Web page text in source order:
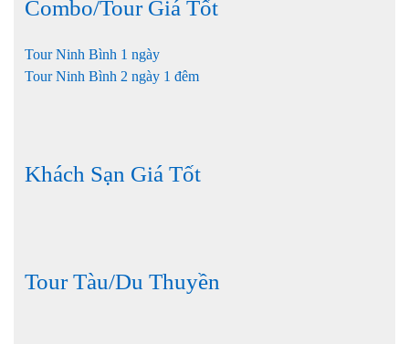
Combo/Tour Giá Tốt
Tour Ninh Bình 1 ngày
Tour Ninh Bình 2 ngày 1 đêm
Khách Sạn Giá Tốt
Tour Tàu/Du Thuyền